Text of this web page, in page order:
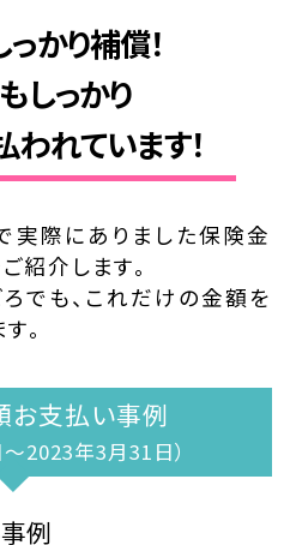
かり補償！
しっかり
れています！
実際にありました保険金
紹介します。
でも、これだけの金額を
。
お支払い事例
2023年3月31日）
例